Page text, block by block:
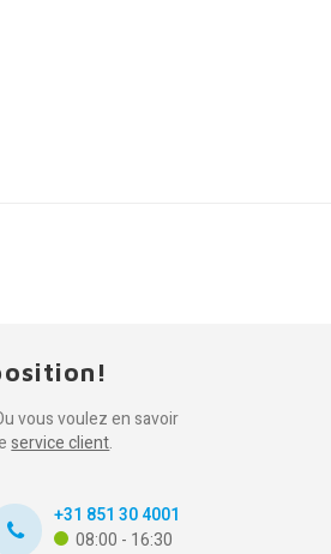
vous voulez en savoir
service client.
+31 851 30 4001
08:00 - 16:30